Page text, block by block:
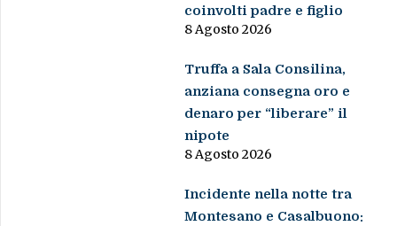
coinvolti padre e figlio
8 Agosto 2026
Truffa a Sala Consilina,
anziana consegna oro e
denaro per “liberare” il
nipote
8 Agosto 2026
Incidente nella notte tra
Montesano e Casalbuono: